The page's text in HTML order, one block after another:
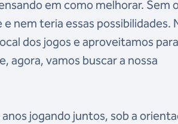
em como melhorar. Sem
nem teria essas possibilidades.
dos jogos e aproveitamos para
agora, vamos buscar a nossa
jogando juntos, sob a